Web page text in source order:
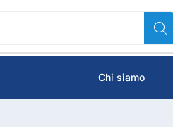
Chi siamo